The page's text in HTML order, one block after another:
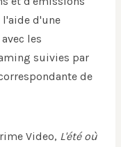
l'aide d'une
les
suivies par
de
Video, L'été où